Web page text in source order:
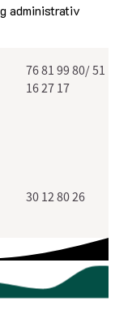
administrativ
76 81 99 80/ 51
16 27 17
30 12 80 26